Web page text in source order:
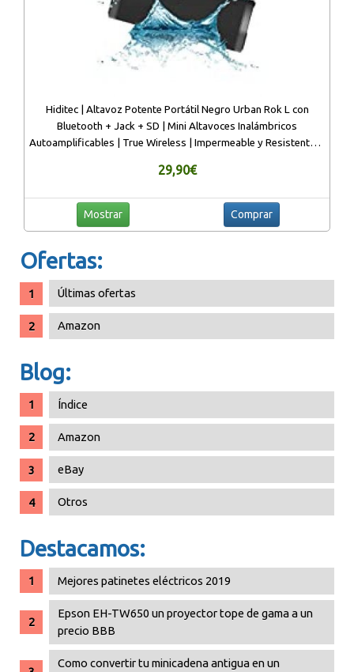
Hiditec | Altavoz Potente Portátil Negro Urban Rok L con
Bluetooth + Jack + SD | Mini Altavoces Inalámbricos
Autoamplificables | True Wireless | Impermeable y Resistente al
29,90€
Mostrar Comprar
Ofertas:
Últimas ofertas
Amazon
Blog:
Índice
Amazon
eBay
Otros
Destacamos:
Mejores patinetes eléctricos 2019
Epson EH-TW650 un proyector tope de gama a un
precio BBB
Como convertir tu minicadena antigua en un